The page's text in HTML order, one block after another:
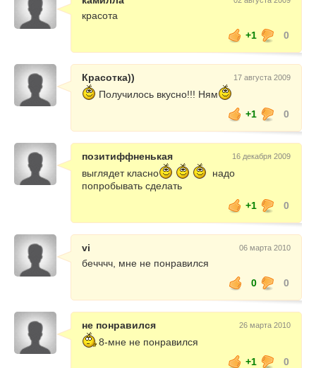
красота
+1
0
Красотка)) 17 августа 2009
Получилось вкусно!!! Ням
+1
0
позитиффненькая 16 декабря 2009
выглядет класно
надо
попробывать сделать
+1
0
vi 06 марта 2010
бечччч, мне не понравился
0
0
не понравился 26 марта 2010
8-мне не понравился
+1
0